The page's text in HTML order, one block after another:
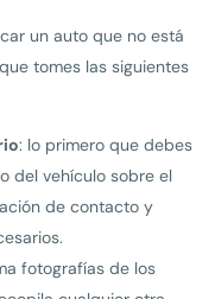
un auto que no está
tomes las siguientes
: lo primero que debes
del vehículo sobre el
de contacto y
fotografías de los